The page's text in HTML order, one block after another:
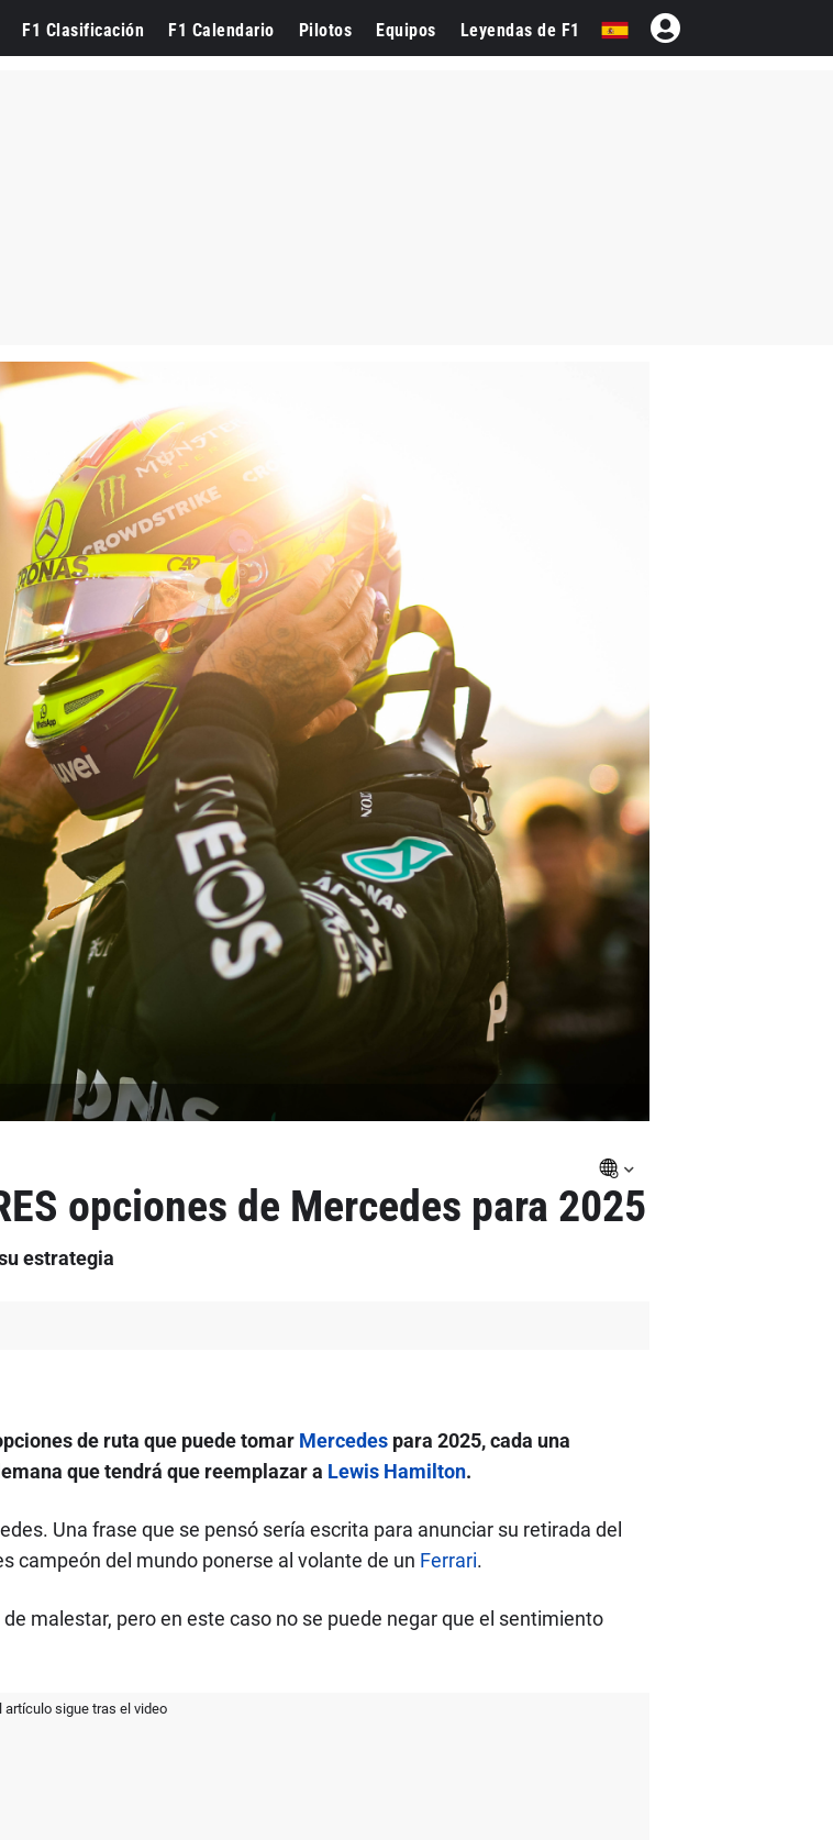
F1 Clasificación F1 Calendario Pilotos Equipos Leyendas de F1
opciones de Mercedes para 2025
estrategia
de ruta que puede tomar Mercedespara 2025, cada una
que tendrá que reemplazar a Lewis Hamilton.
Una frase que se pensó sería escrita para anunciar su retirada del
campeón del mundo ponerse al volante de un Ferrari.
malestar, pero en este caso no se puede negar que el sentimiento
artículo sigue tras el video